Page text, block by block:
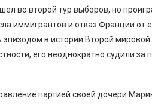
во второй тур выборов, но
иммигрантов и отказ Франции от
в истории Второй
его неоднократно судили
партией своей дочери